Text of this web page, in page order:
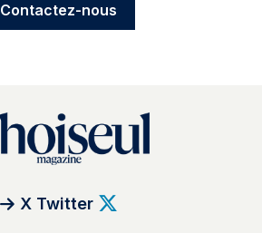
Contactez-nous
X Twitter